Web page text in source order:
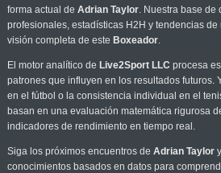
forma actual de Adrian Taylor. Nuestra base de
profesionales, estadísticas H2H y tendencias
visión completa de este Boxeador.
El motor analítico de Live2Sport LLC procesa
patrones que influyen en los resultados futuros.
en el fútbol o la consistencia individual en el
basan en una evaluación matemática rigurosa
indicadores de rendimiento en tiempo real.
Siga los próximos encuentros de Adrian Taylor
conocimientos basados en datos para